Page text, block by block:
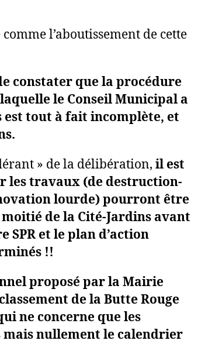
l’aboutissement de cette
constater que la procédure
le Conseil Municipal a
est tout à fait incomplète, et
» de la délibération, il est
les travaux (de destruction-
lourde) pourront être
de la Cité-Jardins avant
SPR et le plan d’action
!!
proposé par la Mairie
de la Butte Rouge
ne concerne que les
nullement le calendrier